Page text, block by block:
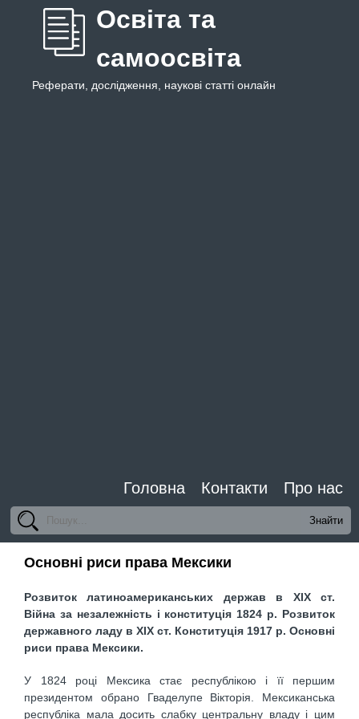
Освіта та
самоосвіта
Реферати, дослідження, наукові статті онлайн
Головна Контакти Про нас
Основні риси права Мексики
Розвиток латиноамериканських держав в ХІХ ст.
Війна за незалежність і конституція 1824 р. Розвиток
державного ладу в ХІХ ст. Конституція 1917 р. Основні
риси права Мексики.
У 1824 році Мексика стає республікою і її першим
президентом обрано Гваделупе Вікторія. Мексиканська
республіка мала досить слабку центральну владу і цим